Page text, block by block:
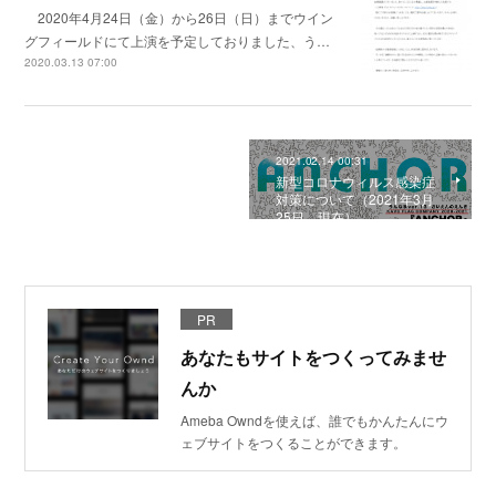
2020年4月24日（金）から26日（日）までウイン
グフィールドにて上演を予定しておりました、う…
2020.03.13 07:00
2021.02.14 00:31
新型コロナウィルス感染症
対策について（2021年3月
25日 現在）
PR
あなたもサイトをつくってみませ
んか
Ameba Owndを使えば、誰でもかんたんにウ
ェブサイトをつくることができます。